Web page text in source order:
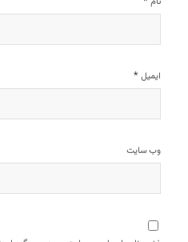
ایمیل *
وب‌ سایت